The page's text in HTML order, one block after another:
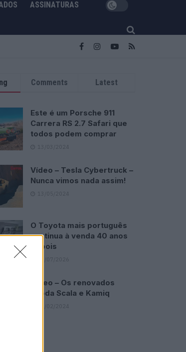
ASSINATURAS
Comments Latest
Este é um Porsche 911
Carrera RS 2.7 Safari que
todos podem comprar
13/03/2024
Vídeo – Tesla Cybertruck –
Nunca vimos nada assim!
13/05/2024
O Toyota mais português
continua à venda 40 anos
depois
31/07/2026
Vídeo – Os renovados
Skoda Scala e Kamiq
12/02/2024